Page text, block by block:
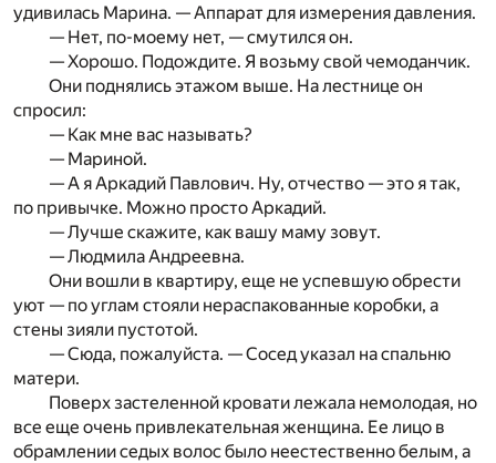
удивилась Марина. — Аппарат для измерения давления.
— Нет, по-моему нет, — смутился он.
— Хорошо. Подождите. Я возьму свой чемоданчик.
Они поднялись этажом выше. На лестнице он
спросил:
— Как мне вас называть?
— Мариной.
— А я Аркадий Павлович. Ну, отчество — это я так,
по привычке. Можно просто Аркадий.
— Лучше скажите, как вашу маму зовут.
— Людмила Андреевна.
Они вошли в квартиру, еще не успевшую обрести
уют — по углам стояли нераспакованные коробки, а
стены зияли пустотой.
— Сюда, пожалуйста. — Сосед указал на спальню
матери.
Поверх застеленной кровати лежала немолодая, но
все еще очень привлекательная женщина. Ее лицо в
обрамлении седых волос было неестественно белым, а